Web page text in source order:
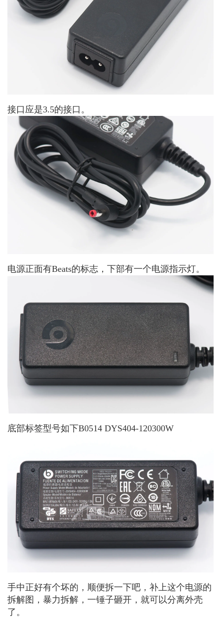
接口应是3.5的接口。
电源正面有Beats的标志，下部有一个电源指示灯。
底部标签型号如下B0514 DYS404-120300W
手中正好有个坏的，顺便拆一下吧，补上这个电源的
拆解图，暴力拆解，一锤子砸开，就可以分离外壳
了。